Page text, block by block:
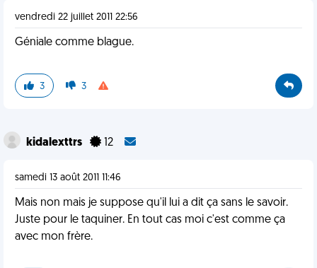
vendredi 22 juillet 2011 22:56
Géniale comme blague.
3 3
kidalexttrs 12
samedi 13 août 2011 11:46
Mais non mais je suppose qu'il lui a dit ça sans le savoir.
Juste pour le taquiner. En tout cas moi c'est comme ça
avec mon frère.